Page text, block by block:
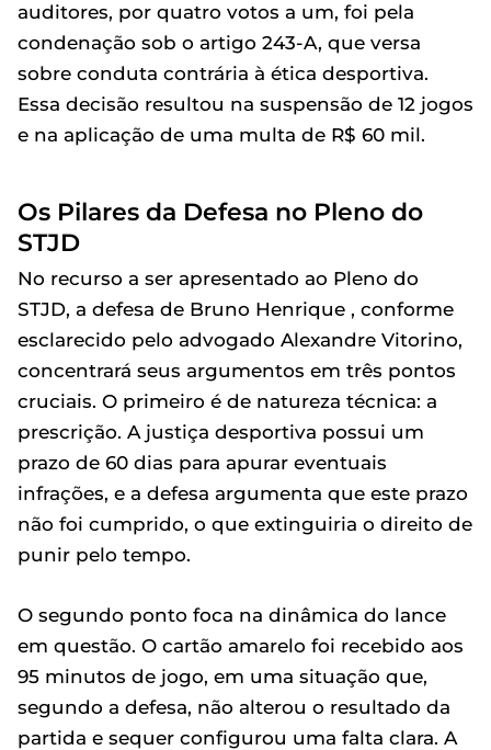
auditores, por quatro votos a um, foi pela
condenação sob o artigo 243-A, que versa
sobre conduta contrária à ética desportiva.
Essa decisão resultou na suspensão de 12 jogos
e na aplicação de uma multa de R$ 60 mil.
Os Pilares da Defesa no Pleno do
STJD
No recurso a ser apresentado ao Pleno do
STJD, a defesa de Bruno Henrique , conforme
esclarecido pelo advogado Alexandre Vitorino,
concentrará seus argumentos em três pontos
cruciais. O primeiro é de natureza técnica: a
prescrição. A justiça desportiva possui um
prazo de 60 dias para apurar eventuais
infrações, e a defesa argumenta que este prazo
não foi cumprido, o que extinguiria o direito de
punir pelo tempo.
O segundo ponto foca na dinâmica do lance
em questão. O cartão amarelo foi recebido aos
95 minutos de jogo, em uma situação que,
segundo a defesa, não alterou o resultado da
partida e sequer configurou uma falta clara. A